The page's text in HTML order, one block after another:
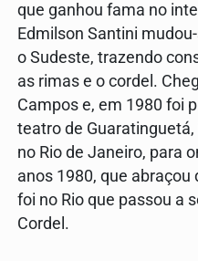
que ganhou fama no
Edmilson Santini
o Sudeste, trazendo
as rimas e o cordel.
Campos e, em 1980 foi
teatro de
no Rio de Janeiro, para
anos 1980, que abraçou
foi no Rio que passou a
Cordel.